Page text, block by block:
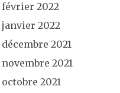
février 2022
janvier 2022
décembre 2021
novembre 2021
octobre 2021